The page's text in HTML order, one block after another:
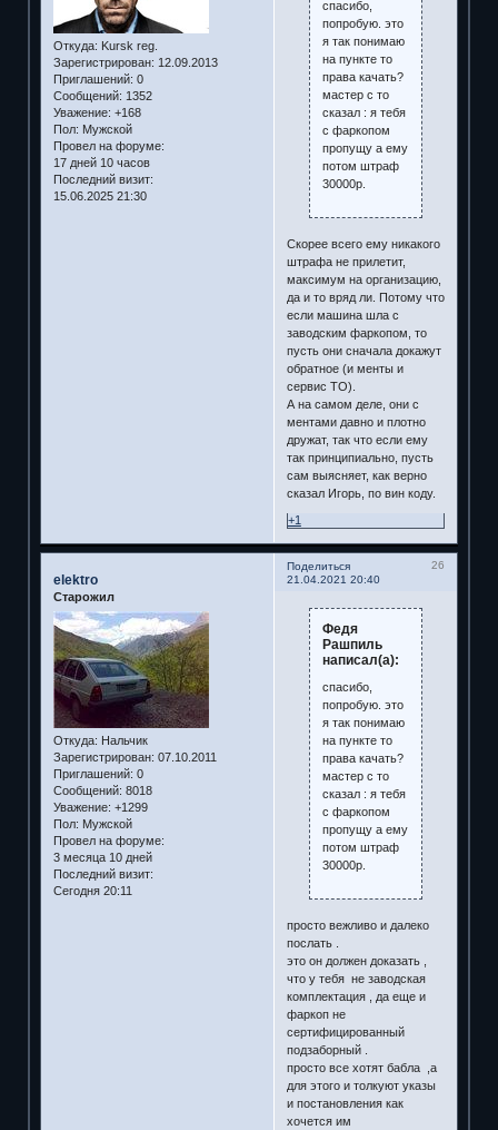
Откуда: Kursk reg.
Зарегистрирован: 12.09.2013
Приглашений: 0
Сообщений: 1352
Уважение: +168
Пол: Мужской
Провел на форуме:
17 дней 10 часов
Последний визит:
15.06.2025 21:30
спасибо,
попробую. это
я так понимаю
на пункте то
права качать?
мастер с то
сказал : я тебя
с фаркопом
пропущу а ему
потом штраф
30000р.
Скорее всего ему никакого
штрафа не прилетит,
максимум на организацию,
да и то вряд ли. Потому что
если машина шла с
заводским фаркопом, то
пусть они сначала докажут
обратное (и менты и
сервис ТО).
А на самом деле, они с
ментами давно и плотно
дружат, так что если ему
так принципиально, пусть
сам выясняет, как верно
сказал Игорь, по вин коду.
+1
Поделиться
26
21.04.2021 20:40
elektro
Старожил
Откуда: Нальчик
Зарегистрирован: 07.10.2011
Приглашений: 0
Сообщений: 8018
Уважение: +1299
Пол: Мужской
Провел на форуме:
3 месяца 10 дней
Последний визит:
Сегодня 20:11
Федя
Рашпиль
написал(а):
спасибо,
попробую. это
я так понимаю
на пункте то
права качать?
мастер с то
сказал : я тебя
с фаркопом
пропущу а ему
потом штраф
30000р.
просто вежливо и далеко
послать .
это он должен доказать ,
что у тебя не заводская
комплектация , да еще и
фаркоп не
сертифицированный
подзаборный .
просто все хотят бабла ,а
для этого и толкуют указы
и постановления как
хочется им